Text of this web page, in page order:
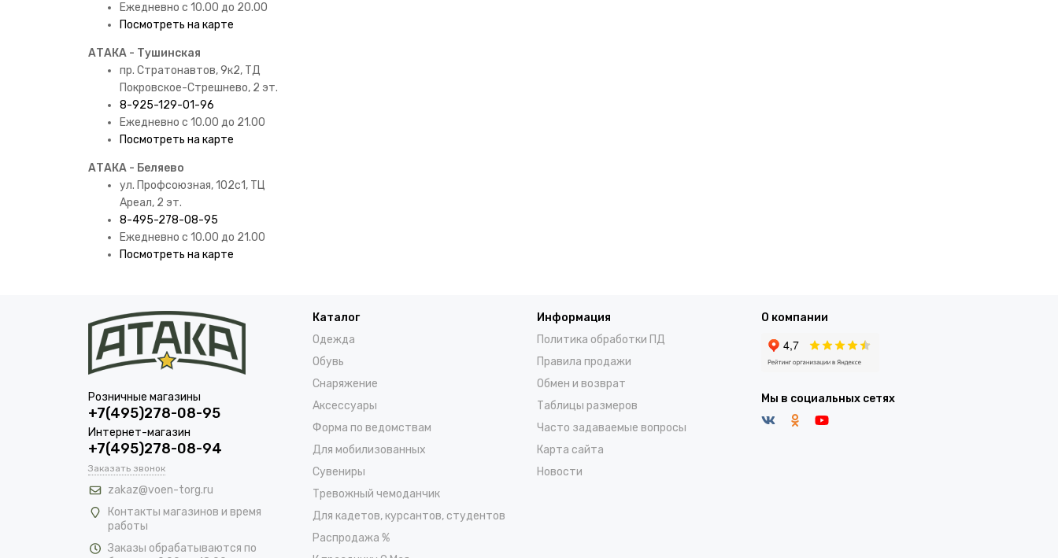
Ежедневно с 10.00 до 20.00
Посмотреть на карте
АТАКА - Тушинская
пр. Стратонавтов, 9к2, ТД
Покровское-Стрешнево, 2 эт.
8-925-129-01-96
Ежедневно с 10.00 до 21.00
Посмотреть на карте
АТАКА - Беляево
ул. Профсоюзная, 102с1, ТЦ
Ареал, 2 эт.
8-495-278-08-95
Ежедневно с 10.00 до 21.00
Посмотреть на карте
Розничные магазины
+7(495)278-08-95
Интернет-магазин
+7(495)278-08-94
Заказать звонок
zakaz@voen-torg.ru
Контакты магазинов и время
работы
Заказы обрабатываются по
Каталог
Одежда
Обувь
Снаряжение
Аксессуары
Форма по ведомствам
Для мобилизованных
Сувениры
Тревожный чемоданчик
Для кадетов, курсантов, студентов
Распродажа %
Информация
Политика обработки ПД
Правила продажи
Обмен и возврат
Таблицы размеров
Часто задаваемые вопросы
Карта сайта
Новости
О компании
Мы в социальных сетях